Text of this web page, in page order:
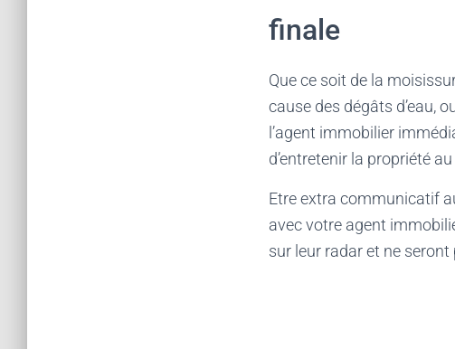
finale
Que ce soit de la
cause des dégâts d’eau,
l’agent immobilier
d’entretenir la propriété
Etre extra communicatif
avec votre agent
sur leur radar et ne